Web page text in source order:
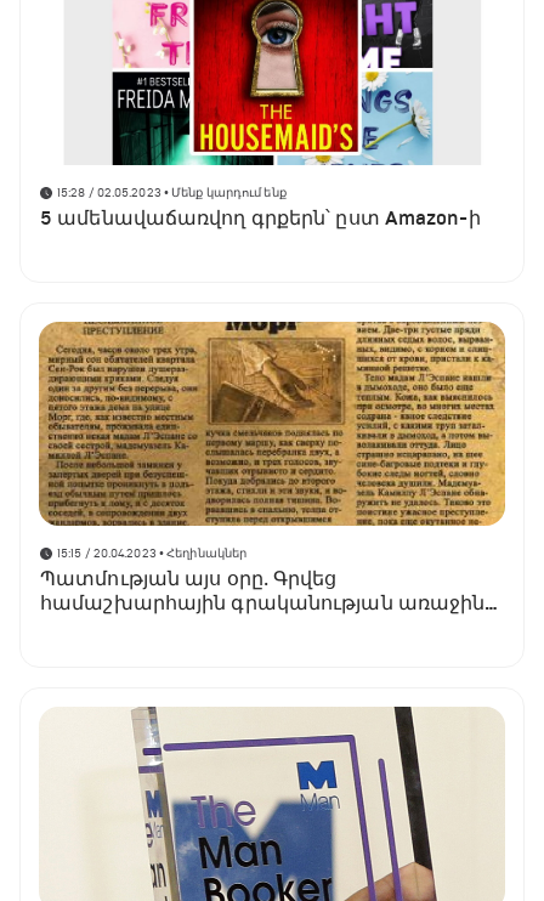
15:28 / 02.05.2023 • Մենք կարդում ենք
5 ամենավաճառվող գրքերն՝ ըստ Amazon-ի
15:15 / 20.04.2023 • Հեղինակներ
Պատմության այս օրը․ Գրվեց
համաշխարհային գրականության առաջին